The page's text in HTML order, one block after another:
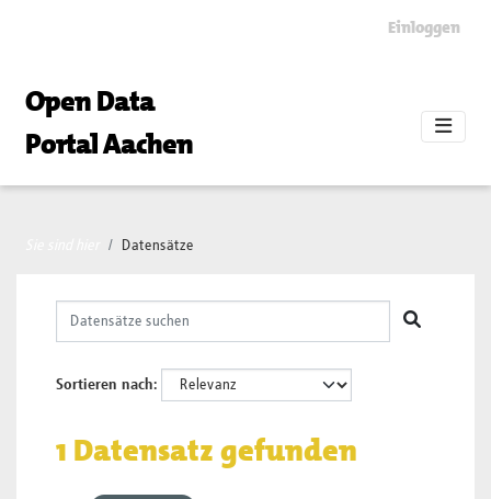
Einloggen
Open Data
Portal Aachen
Datensätze
Sortieren nach
1 Datensatz gefunden